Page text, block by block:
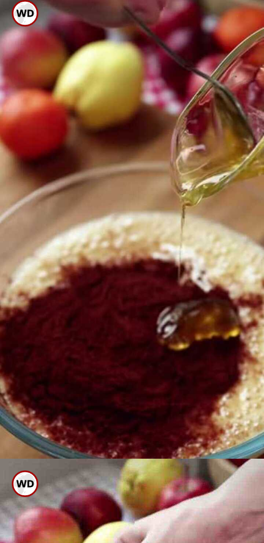
ಬಳಿಕ ಚಾಕೊಲೆಟ್ ಪೌಡರ್ ಸೇರಿಸಿಕೊಳ್ಳಿ
ಇದಕ್ಕೆ ಸಕ್ಕರೆ ಬದಲಿಗೆ ಜೇನು ತುಪ್ಪ
ಸೇರಿಸಿ ಹಿಟ್ಟು ರೆಡಿ ಮಾಡಿ